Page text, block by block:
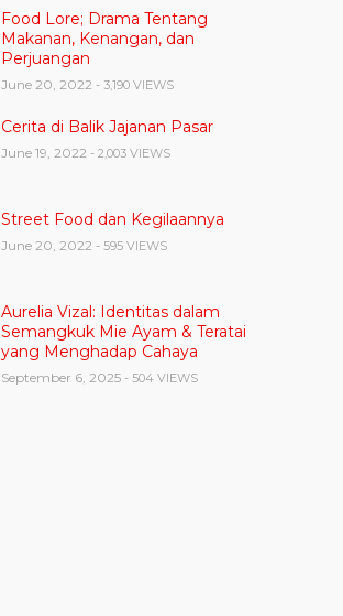
Food Lore; Drama Tentang
Makanan, Kenangan, dan
Perjuangan
June 20, 2022 - 3,190 VIEWS
Cerita di Balik Jajanan Pasar
June 19, 2022 - 2,003 VIEWS
Street Food dan Kegilaannya
June 20, 2022 - 595 VIEWS
Aurelia Vizal: Identitas dalam
Semangkuk Mie Ayam & Teratai
yang Menghadap Cahaya
September 6, 2025 - 504 VIEWS